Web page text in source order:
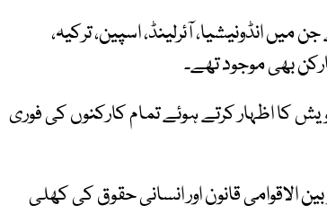
انڈونیشیا، آئرلینڈ، اسپین، ترکیہ،
بھی موجود تھے۔
کا اظہار کرتے ہوئے تمام کارکنوں کی فوری
الاقوامی قانون اور انسانی حقوق کی کھلی